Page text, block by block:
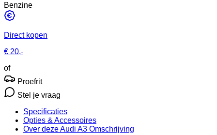
Benzine
Direct kopen
€ 20,-
of
Proefrit
Stel je vraag
Specificaties
Opties & Accessoires
Over deze Audi A3 Omschrijving